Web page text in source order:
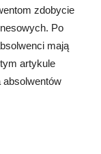
zdobycie
Po
mają
artykule